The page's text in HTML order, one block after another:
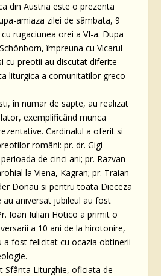
din Austria este o prezenta
amiaza zilei de sâmbata, 9
rugaciunea orei a VI-a. Dupa
împreuna cu Vicarul
cu preotii au discutat diferite
liturgica a comunitatilor greco-
în numar de sapte, au realizat
exemplificând munca
Cardinalul a oferit si
români: pr. dr. Gigi
de cinci ani; pr. Razvan
la Viena, Kagran; pr. Traian
Donau si pentru toata Dieceza
au aniversat jubileul au fost
Ioan Iulian Hotico a primit o
a 10 ani de la hirotonire,
a fost felicitat cu ocazia obtinerii
Sfânta Liturghie, oficiata de